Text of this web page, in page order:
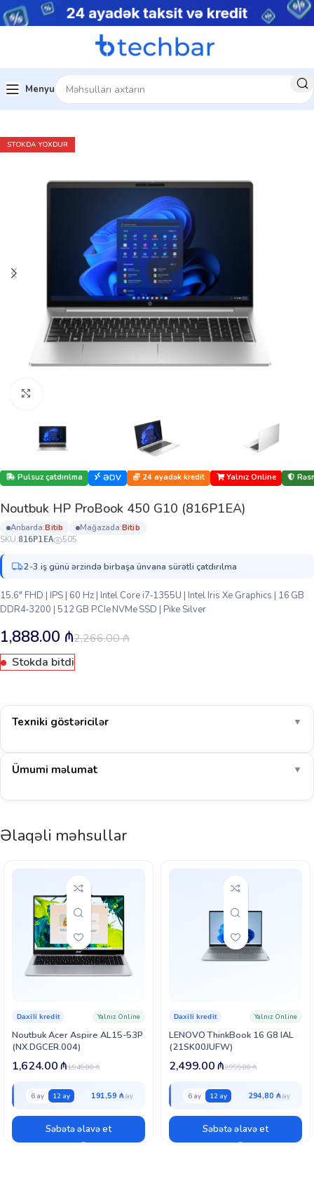
Menyu
Ev Noutbuklar Biznes noutbukları
STOKDA YOXDUR
Pulsuz çatdırılma ƏDV 24 ayadək kredit Yalnız Online
Noutbuk HP ProBook 450 G10 (816P1EA)
anbarda: bi̇ti̇b mağazada: bi̇ti̇b
SKU:816P1EA 505
2-3 iş günü ərzində birbaşa ünvana sürətli çatdırılma
15.6″ FHD | IPS | 60 Hz | Intel Core i7‑1355U | Intel Iris Xe Graphics | 16 GB
DDR4‑3200 | 512 GB PCIe NVMe SSD | Pike Silver
2,266.00₼
1,888.00 ₼
Stokda bitdi
Texniki göstəricilər ▼
Ümumi məlumat ▼
Əlaqəli məhsullar
Noutbuk Acer Aspire AL15-53P
(NX.DGCER.004)
Daxili kredit Yalnız Online
1,949.00₼
1,624.00₼
6 ay 12 ay 191,59 ₼
Səbətə əlavə et
LENOVO ThinkBook 16 G8 IAL
(21SK00JUFW)
Daxili kredit Yalnız Online
2,999.00₼
2,499.00₼
6 ay 12 ay 294,80 ₼
Səbətə əlavə et